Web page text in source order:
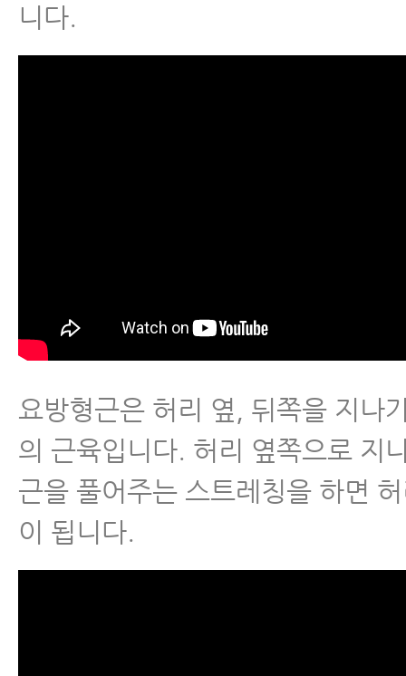
니다.
요방형근은 허리 옆, 뒤쪽을 지나
의 근육입니다. 허리 옆쪽으로 지
근을 풀어주는 스트레칭을 하면
이 됩니다.